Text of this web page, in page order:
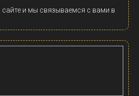
сайте и мы связываемся с вами в